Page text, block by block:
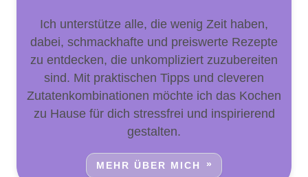
Ich unterstütze alle, die wenig Zeit haben,
dabei, schmackhafte und preiswerte Rezepte
zu entdecken, die unkompliziert zuzubereiten
sind. Mit praktischen Tipps und cleveren
Zutatenkombinationen möchte ich das Kochen
zu Hause für dich stressfrei und inspirierend
gestalten.
MEHR ÜBER MICH